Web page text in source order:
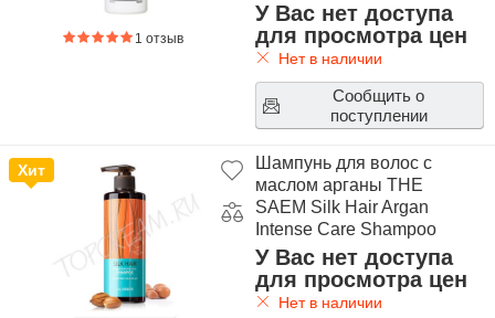
1 отзыв
У Вас нет доступа
для просмотра цен
Нет в наличии
Сообщить о
поступлении
Хит
Шампунь для волос с
маслом арганы THE
SAEM Silk Hair Argan
Intense Care Shampoo
У Вас нет доступа
для просмотра цен
Нет в наличии